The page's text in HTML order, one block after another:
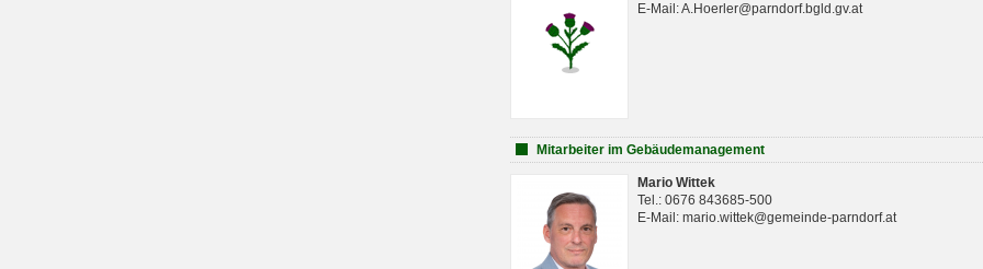
E-Mail: A.Hoerler@parndorf.bgld.gv.at
Mitarbeiter im Gebäudemanagement
Mario Wittek
Tel.: 0676 843685-500
E-Mail: mario.wittek@gemeinde-parndorf.at